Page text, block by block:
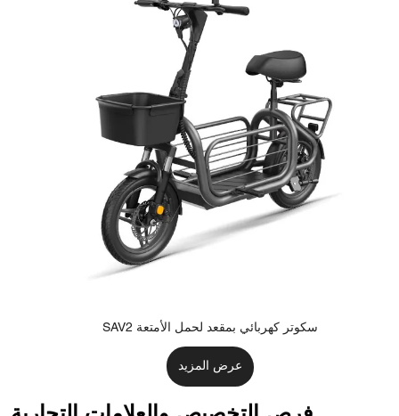
سكوتر كهربائي بمقعد لحمل الأمتعة SAV2
عرض المزيد